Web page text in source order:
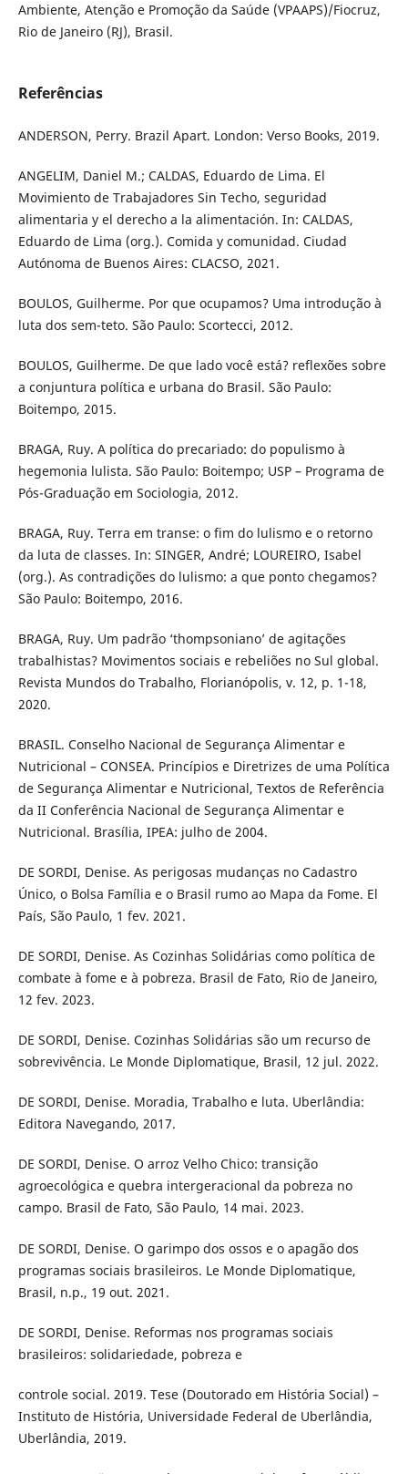
Ambiente, Atenção e Promoção da Saúde (VPAAPS)/Fiocruz,
Rio de Janeiro (RJ), Brasil.
Referências
ANDERSON, Perry. Brazil Apart. London: Verso Books, 2019.
ANGELIM, Daniel M.; CALDAS, Eduardo de Lima. El
Movimiento de Trabajadores Sin Techo, seguridad
alimentaria y el derecho a la alimentación. In: CALDAS,
Eduardo de Lima (org.). Comida y comunidad. Ciudad
Autónoma de Buenos Aires: CLACSO, 2021.
BOULOS, Guilherme. Por que ocupamos? Uma introdução à
luta dos sem-teto. São Paulo: Scortecci, 2012.
BOULOS, Guilherme. De que lado você está? reflexões sobre
a conjuntura política e urbana do Brasil. São Paulo:
Boitempo, 2015.
BRAGA, Ruy. A política do precariado: do populismo à
hegemonia lulista. São Paulo: Boitempo; USP – Programa de
Pós-Graduação em Sociologia, 2012.
BRAGA, Ruy. Terra em transe: o fim do lulismo e o retorno
da luta de classes. In: SINGER, André; LOUREIRO, Isabel
(org.). As contradições do lulismo: a que ponto chegamos?
São Paulo: Boitempo, 2016.
BRAGA, Ruy. Um padrão ‘thompsoniano’ de agitações
trabalhistas? Movimentos sociais e rebeliões no Sul global.
Revista Mundos do Trabalho, Florianópolis, v. 12, p. 1-18,
2020.
BRASIL. Conselho Nacional de Segurança Alimentar e
Nutricional – CONSEA. Princípios e Diretrizes de uma Política
de Segurança Alimentar e Nutricional, Textos de Referência
da II Conferência Nacional de Segurança Alimentar e
Nutricional. Brasília, IPEA: julho de 2004.
DE SORDI, Denise. As perigosas mudanças no Cadastro
Único, o Bolsa Família e o Brasil rumo ao Mapa da Fome. El
País, São Paulo, 1 fev. 2021.
DE SORDI, Denise. As Cozinhas Solidárias como política de
combate à fome e à pobreza. Brasil de Fato, Rio de Janeiro,
12 fev. 2023.
DE SORDI, Denise. Cozinhas Solidárias são um recurso de
sobrevivência. Le Monde Diplomatique, Brasil, 12 jul. 2022.
DE SORDI, Denise. Moradia, Trabalho e luta. Uberlândia:
Editora Navegando, 2017.
DE SORDI, Denise. O arroz Velho Chico: transição
agroecológica e quebra intergeracional da pobreza no
campo. Brasil de Fato, São Paulo, 14 mai. 2023.
DE SORDI, Denise. O garimpo dos ossos e o apagão dos
programas sociais brasileiros. Le Monde Diplomatique,
Brasil, n.p., 19 out. 2021.
DE SORDI, Denise. Reformas nos programas sociais
brasileiros: solidariedade, pobreza e
controle social. 2019. Tese (Doutorado em História Social) –
Instituto de História, Universidade Federal de Uberlândia,
Uberlândia, 2019.